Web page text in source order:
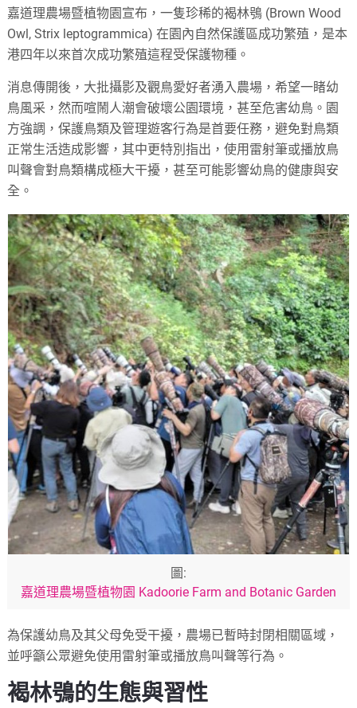
嘉道理農場暨植物園宣布，一隻珍稀的褐林鴞 (Brown Wood
Owl, Strix leptogrammica) 在園內自然保護區成功繁殖，是本
港四年以來首次成功繁殖這程受保護物種。
消息傳開後，大批攝影及觀鳥愛好者湧入農場，希望一睹幼
鳥風采，然而喧鬧人潮會破壞公園環境，甚至危害幼鳥。園
方強調，保護鳥類及管理遊客行為是首要任務，避免對鳥類
正常生活造成影響，其中更特別指出，使用雷射筆或播放鳥
叫聲會對鳥類構成極大干擾，甚至可能影響幼鳥的健康與安
全。
圖:
嘉道理農場暨植物園 Kadoorie Farm and Botanic Garden
為保護幼鳥及其父母免受干擾，農場已暫時封閉相關區域，
並呼籲公眾避免使用雷射筆或播放鳥叫聲等行為。
褐林鴞的生態與習性